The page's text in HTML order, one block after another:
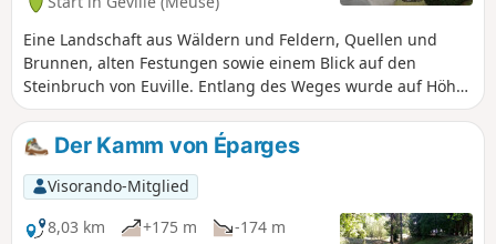
Eine Landschaft aus Wäldern und Feldern, Quellen und
Brunnen, alten Festungen sowie einem Blick auf den
Steinbruch von Euville. Entlang des Weges wurde auf Höhe
von Punkt 10 ein kleiner Sinnespfad angelegt Idyllischer
Rastplatz am Rande der Kapelle von Gévaux oder in der
Ruhe des Fond de Noblanvau: schöne Picknickplätze an
diesen beiden Punkten. Achtung: Wir folgen keiner
permanenten Markierung. Bitte halten Sie sich genau an
diese Wegbeschreibung.
Der Kamm von Éparges
Visorando-Mitglied
8,03 km
+175 m
-174 m